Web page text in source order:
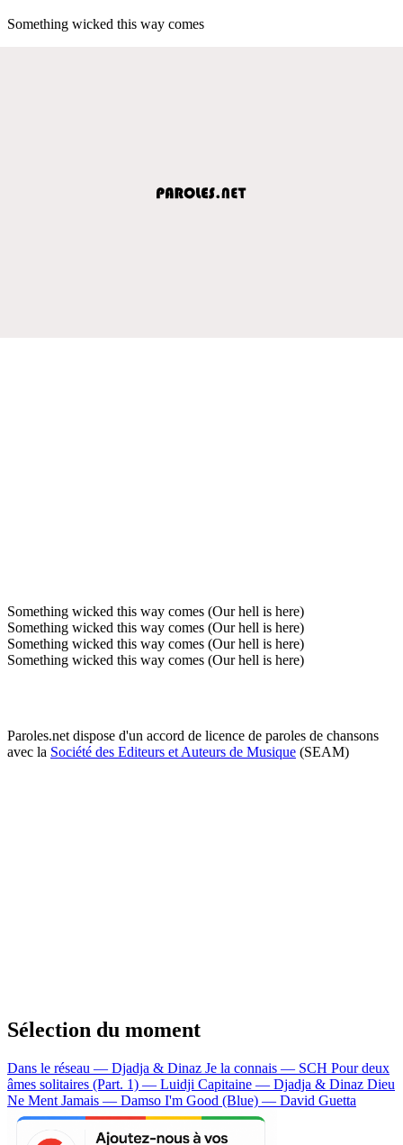
Something wicked this way comes
Something wicked this way comes (Our hell is here)
Something wicked this way comes (Our hell is here)
Something wicked this way comes (Our hell is here)
Something wicked this way comes (Our hell is here)
Paroles.net dispose d'un accord de licence de paroles de chansons
avec la Société des Editeurs et Auteurs de Musique (SEAM)
Sélection du moment
Dans le réseau — Djadja & Dinaz Je la connais — SCH Pour deux
âmes solitaires (Part. 1) — Luidji Capitaine — Djadja & Dinaz Dieu
Ne Ment Jamais — Damso I'm Good (Blue) — David Guetta